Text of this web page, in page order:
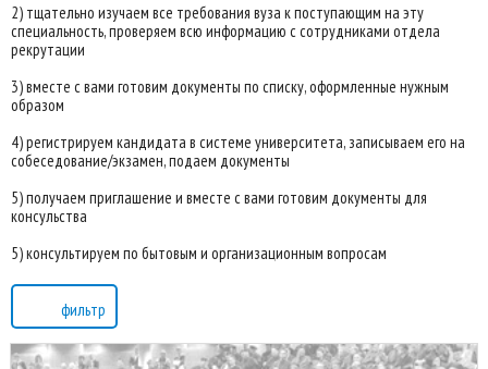
2) тщательно изучаем все требования вуза к поступающим на эту
специальность, проверяем всю информацию с сотрудниками отдела
рекрутации
3) вместе с вами готовим документы по списку, оформленные нужным
образом
4) регистрируем кандидата в системе университета, записываем его на
собеседование/экзамен, подаем документы
5) получаем приглашение и вместе с вами готовим документы для
консульства
5) консультируем по бытовым и организационным вопросам
фильтр